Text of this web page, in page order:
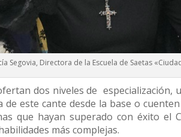
Segovia, Directora de la Escuela de Saetas
dos niveles de especialización,
este cante desde la base o
que hayan superado con éxito el
más complejas.